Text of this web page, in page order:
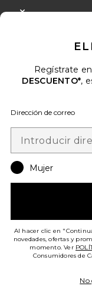
ANINE BING
Regístrate
DESCUENTO*,
Dirección de correo
Mujer
Al hacer clic en
novedades, ofertas y
momento. Ver
Consumidores de
No